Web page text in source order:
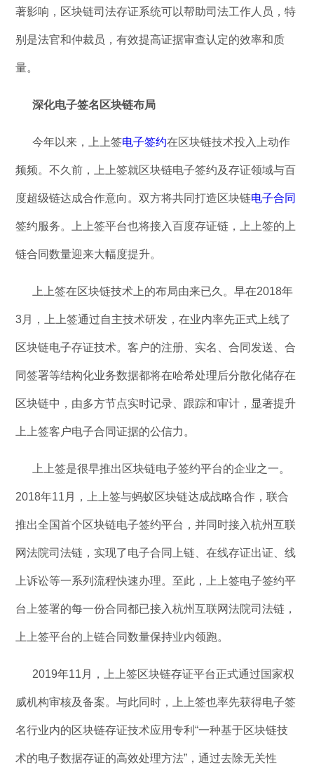
著影响，区块链司法存证系统可以帮助司法工作人员，特
别是法官和仲裁员，有效提高证据审查认定的效率和质
量。
深化电子签名区块链布局
今年以来，上上签电子签约在区块链技术投入上动作
频频。不久前，上上签就区块链电子签约及存证领域与百
度超级链达成合作意向。双方将共同打造区块链电子合同
签约服务。上上签平台也将接入百度存证链，上上签的上
链合同数量迎来大幅度提升。
上上签在区块链技术上的布局由来已久。早在2018年
3月，上上签通过自主技术研发，在业内率先正式上线了
区块链电子存证技术。客户的注册、实名、合同发送、合
同签署等结构化业务数据都将在哈希处理后分散化储存在
区块链中，由多方节点实时记录、跟踪和审计，显著提升
上上签客户电子合同证据的公信力。
上上签是很早推出区块链电子签约平台的企业之一。
2018年11月，上上签与蚂蚁区块链达成战略合作，联合
推出全国首个区块链电子签约平台，并同时接入杭州互联
网法院司法链，实现了电子合同上链、在线存证出证、线
上诉讼等一系列流程快速办理。至此，上上签电子签约平
台上签署的每一份合同都已接入杭州互联网法院司法链，
上上签平台的上链合同数量保持业内领跑。
2019年11月，上上签区块链存证平台正式通过国家权
威机构审核及备案。与此同时，上上签也率先获得电子签
名行业内的区块链存证技术应用专利“一种基于区块链技
术的电子数据存证的高效处理方法”，通过去除无关性